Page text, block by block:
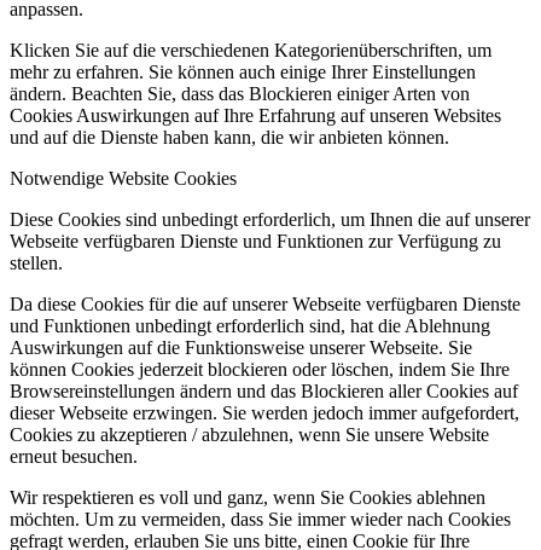
anpassen.
Klicken Sie auf die verschiedenen Kategorienüberschriften, um
mehr zu erfahren. Sie können auch einige Ihrer Einstellungen
ändern. Beachten Sie, dass das Blockieren einiger Arten von
Cookies Auswirkungen auf Ihre Erfahrung auf unseren Websites
und auf die Dienste haben kann, die wir anbieten können.
Notwendige Website Cookies
Diese Cookies sind unbedingt erforderlich, um Ihnen die auf unserer
Webseite verfügbaren Dienste und Funktionen zur Verfügung zu
stellen.
Da diese Cookies für die auf unserer Webseite verfügbaren Dienste
und Funktionen unbedingt erforderlich sind, hat die Ablehnung
Auswirkungen auf die Funktionsweise unserer Webseite. Sie
können Cookies jederzeit blockieren oder löschen, indem Sie Ihre
Browsereinstellungen ändern und das Blockieren aller Cookies auf
dieser Webseite erzwingen. Sie werden jedoch immer aufgefordert,
Cookies zu akzeptieren / abzulehnen, wenn Sie unsere Website
erneut besuchen.
Wir respektieren es voll und ganz, wenn Sie Cookies ablehnen
möchten. Um zu vermeiden, dass Sie immer wieder nach Cookies
gefragt werden, erlauben Sie uns bitte, einen Cookie für Ihre